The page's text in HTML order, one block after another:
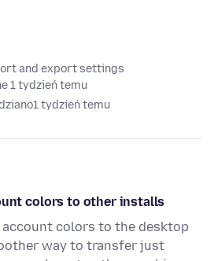
and export settings
1 tydzień temu
1 tydzień temu
colors to other installs
colors to the desktop
way to transfer just